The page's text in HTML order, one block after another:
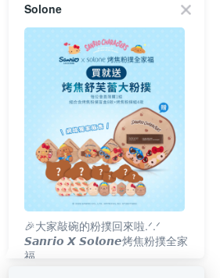
Solone
🎉大家敲碗的粉撲回來啦.ᐟ‪‪.ᐟ
𝙎𝙖𝙣𝙧𝙞𝙤 𝙓 𝙎𝙤𝙡𝙤𝙣𝙚烤焦粉撲全家
福